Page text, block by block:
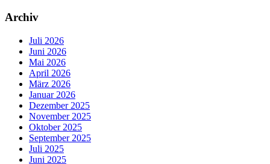
Archiv
Juli 2026
Juni 2026
Mai 2026
April 2026
März 2026
Januar 2026
Dezember 2025
November 2025
Oktober 2025
September 2025
Juli 2025
Juni 2025